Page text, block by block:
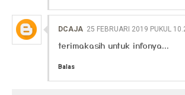
DCAJA 25 FEBRUARI 2019 PUKUL
terimakasih untuk infonya...
Balas